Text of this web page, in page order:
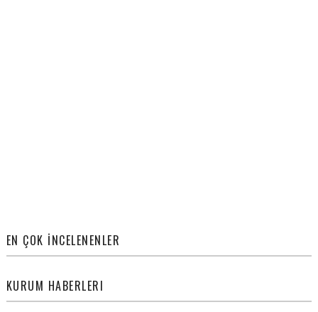
EN ÇOK İNCELENENLER
KURUM HABERLERI